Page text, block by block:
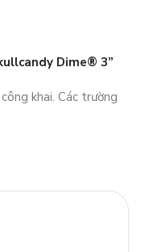
Dime® 3”
khai. Các trường